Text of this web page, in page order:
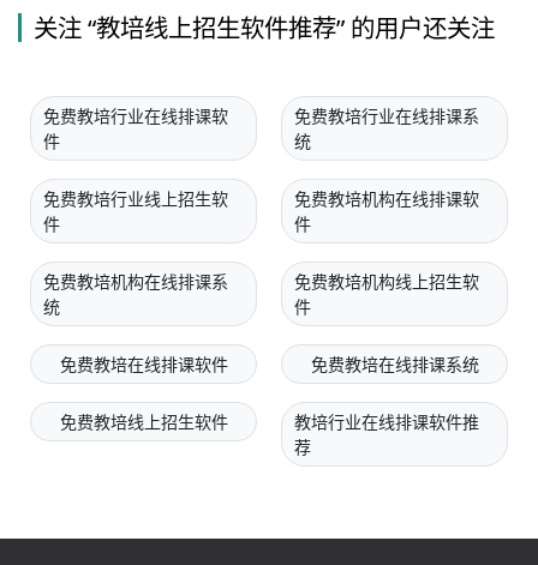
关注 “教培线上招生软件推荐” 的用户还关注
免费教培行业在线排课软
件
免费教培行业在线排课系
统
免费教培行业线上招生软
件
免费教培机构在线排课软
件
免费教培机构在线排课系
统
免费教培机构线上招生软
件
免费教培在线排课软件 免费教培在线排课系统
免费教培线上招生软件
教培行业在线排课软件推
荐